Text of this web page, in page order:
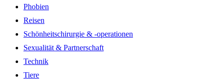
Phobien
Reisen
Schönheitschirurgie & -operationen
Sexualität & Partnerschaft
Technik
Tiere